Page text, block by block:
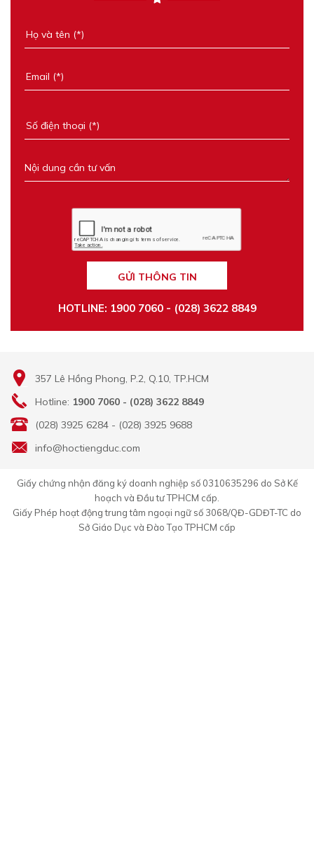
GỬI THÔNG TIN
HOTLINE: 1900 7060 - (028) 3622 8849
357 Lê Hồng Phong, P.2, Q.10, TP.HCM
Hotline: 1900 7060 - (028) 3622 8849
(028) 3925 6284 - (028) 3925 9688
info@hoctiengduc.com
Giấy chứng nhận đăng ký doanh nghiệp số 0310635296 do Sở Kế
hoạch và Đầu tư TPHCM cấp.
Giấy Phép hoạt động trung tâm ngoại ngữ số 3068/QĐ-GDĐT-TC do
Sở Giáo Dục và Đào Tạo TPHCM cấp